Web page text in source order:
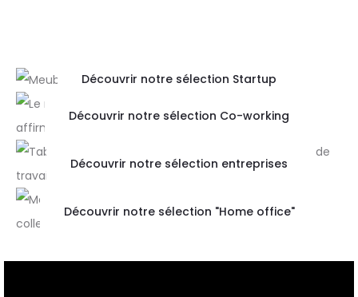
Découvrir notre sélection Startup
Découvrir notre sélection Co-working
Découvrir notre sélection entreprises
Découvrir notre sélection "Home office"